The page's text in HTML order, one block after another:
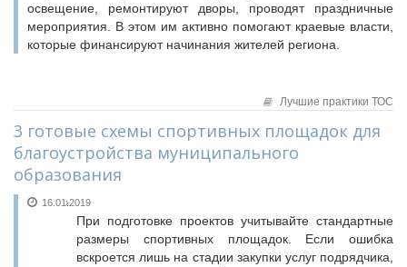
освещение, ремонтируют дворы, проводят праздничные
мероприятия. В этом им активно помогают краевые власти,
которые финансируют начинания жителей региона.
Лучшие практики ТОС
3 готовые схемы спортивных площадок для
благоустройства муниципального
образования
16.01.2019
При подготовке проектов учитывайте стандартные
размеры спортивных площадок. Если ошибка
вскроется лишь на стадии закупки услуг подрядчика,